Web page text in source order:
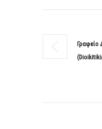
Γραφείο